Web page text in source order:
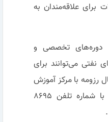
برای علاقه‌مندان به
دوره‌های تخصصی و
نفتی می‌توانند برای
رزومه با مرکز آموزش
بازرگانی تماس گرفته و یا با شماره تلفن ۸۶۹۵